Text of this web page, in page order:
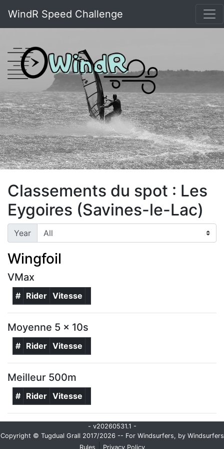
WindR Speed Challenge
Classements du spot : Les
Eygoires (Savines-le-Lac)
Year
Wingfoil
VMax
# Rider Vitesse
Moyenne 5 x 10s
# Rider Vitesse
Meilleur 500m
# Rider Vitesse
- v20260531.1 -
Copyright © Tugdual Grall 2017/2026 -- For Windsurfers, by Windsurfers
Rules
Privacy Policy